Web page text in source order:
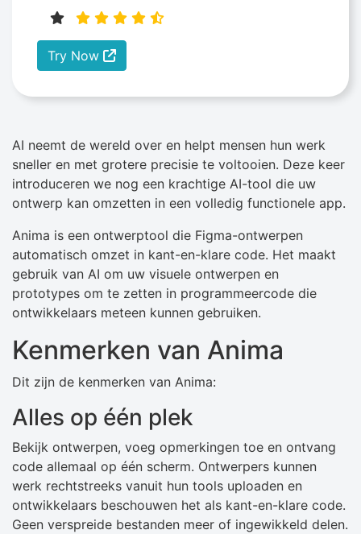
Try Now
AI neemt de wereld over en helpt mensen hun werk
sneller en met grotere precisie te voltooien. Deze keer
introduceren we nog een krachtige AI-tool die uw
ontwerp kan omzetten in een volledig functionele app.
Anima is een ontwerptool die Figma-ontwerpen
automatisch omzet in kant-en-klare code. Het maakt
gebruik van AI om uw visuele ontwerpen en
prototypes om te zetten in programmeercode die
ontwikkelaars meteen kunnen gebruiken.
Kenmerken van Anima
Dit zijn de kenmerken van Anima:
Alles op één plek
Bekijk ontwerpen, voeg opmerkingen toe en ontvang
code allemaal op één scherm. Ontwerpers kunnen
werk rechtstreeks vanuit hun tools uploaden en
ontwikkelaars beschouwen het als kant-en-klare code.
Geen verspreide bestanden meer of ingewikkeld delen.